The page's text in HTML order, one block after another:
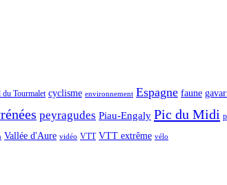
du Tourmalet cyclisme environnement Espagne faune
peyragudes Piau-Engaly Pic du Midi
Vallée d'Aure vidéo VTT VTT extrême vélo